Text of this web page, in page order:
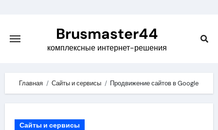
content
Brusmaster44
комплексные интернет-решения
Главная Сайты и сервисы Продвижение сайтов в Google
Сайты и сервисы